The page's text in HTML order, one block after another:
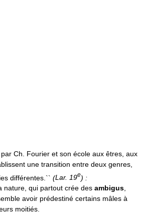
par Ch. Fourier et son école aux êtres, aux
une transition entre deux genres,
différentes.`` (Lar. 19e) :
nature, qui partout crée des ambigus,
avoir prédestiné certains mâles à
moitiés.